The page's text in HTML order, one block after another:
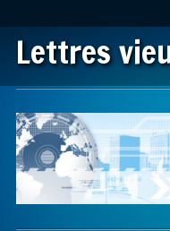
Lettres
Main menu